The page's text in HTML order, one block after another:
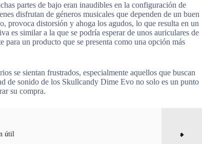
partes de bajo eran inaudibles en la configuración de
disfrutan de géneros musicales que dependen de un buen
provoca distorsión y ahoga los agudos, lo que resulta en un
es similar a la que se podría esperar de unos auriculares de
un producto que se presenta como una opción más
se sientan frustrados, especialmente aquellos que buscan
de sonido de los Skullcandy Dime Evo no solo es un punto
su compra.
útil